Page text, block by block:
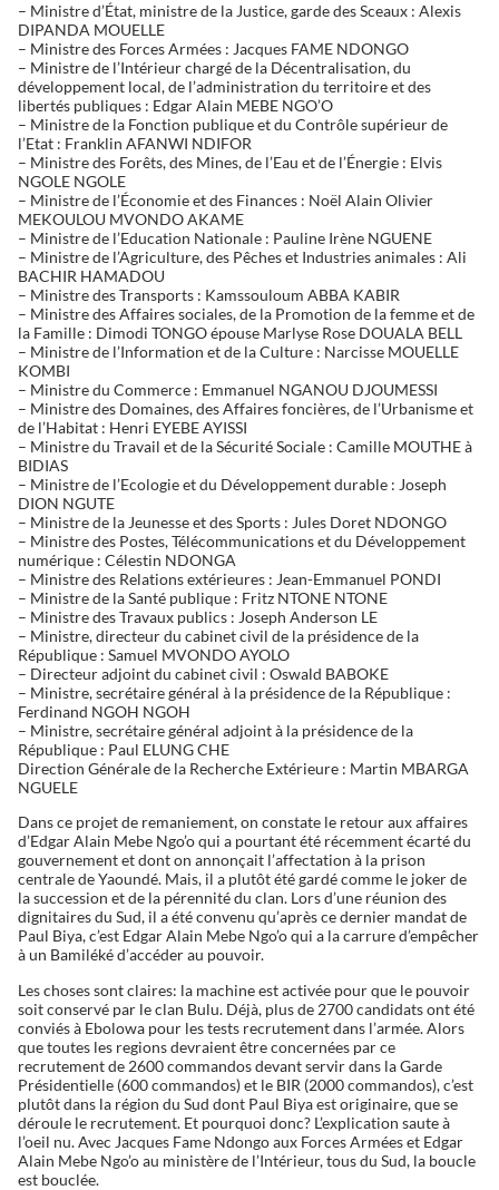
– Ministre d’État, ministre de la Justice, garde des Sceaux : Alexis
DIPANDA MOUELLE
– Ministre des Forces Armées : Jacques FAME NDONGO
– Ministre de l’Intérieur chargé de la Décentralisation, du
développement local, de l’administration du territoire et des
libertés publiques : Edgar Alain MEBE NGO’O
– Ministre de la Fonction publique et du Contrôle supérieur de
l’Etat : Franklin AFANWI NDIFOR
– Ministre des Forêts, des Mines, de l’Eau et de l’Énergie : Elvis
NGOLE NGOLE
– Ministre de l’Économie et des Finances : Noël Alain Olivier
MEKOULOU MVONDO AKAME
– Ministre de l’Education Nationale : Pauline Irène NGUENE
– Ministre de l’Agriculture, des Pêches et Industries animales : Ali
BACHIR HAMADOU
– Ministre des Transports : Kamssouloum ABBA KABIR
– Ministre des Affaires sociales, de la Promotion de la femme et de
la Famille : Dimodi TONGO épouse Marlyse Rose DOUALA BELL
– Ministre de l’Information et de la Culture : Narcisse MOUELLE
KOMBI
– Ministre du Commerce : Emmanuel NGANOU DJOUMESSI
– Ministre des Domaines, des Affaires foncières, de l’Urbanisme et
de l’Habitat : Henri EYEBE AYISSI
– Ministre du Travail et de la Sécurité Sociale : Camille MOUTHE à
BIDIAS
– Ministre de l’Ecologie et du Développement durable : Joseph
DION NGUTE
– Ministre de la Jeunesse et des Sports : Jules Doret NDONGO
– Ministre des Postes, Télécommunications et du Développement
numérique : Célestin NDONGA
– Ministre des Relations extérieures : Jean-Emmanuel PONDI
– Ministre de la Santé publique : Fritz NTONE NTONE
– Ministre des Travaux publics : Joseph Anderson LE
– Ministre, directeur du cabinet civil de la présidence de la
République : Samuel MVONDO AYOLO
– Directeur adjoint du cabinet civil : Oswald BABOKE
– Ministre, secrétaire général à la présidence de la République :
Ferdinand NGOH NGOH
– Ministre, secrétaire général adjoint à la présidence de la
République : Paul ELUNG CHE
Direction Générale de la Recherche Extérieure : Martin MBARGA
NGUELE
Dans ce projet de remaniement, on constate le retour aux affaires
d’Edgar Alain Mebe Ngo’o qui a pourtant été récemment écarté du
gouvernement et dont on annonçait l’affectation à la prison
centrale de Yaoundé. Mais, il a plutôt été gardé comme le joker de
la succession et de la pérennité du clan. Lors d’une réunion des
dignitaires du Sud, il a été convenu qu’après ce dernier mandat de
Paul Biya, c’est Edgar Alain Mebe Ngo’o qui a la carrure d’empêcher
à un Bamiléké d’accéder au pouvoir.
Les choses sont claires: la machine est activée pour que le pouvoir
soit conservé par le clan Bulu. Déjà, plus de 2700 candidats ont été
conviés à Ebolowa pour les tests recrutement dans l’armée. Alors
que toutes les regions devraient être concernées par ce
recrutement de 2600 commandos devant servir dans la Garde
Présidentielle (600 commandos) et le BIR (2000 commandos), c’est
plutôt dans la région du Sud dont Paul Biya est originaire, que se
déroule le recrutement. Et pourquoi donc? L’explication saute à
l’oeil nu. Avec Jacques Fame Ndongo aux Forces Armées et Edgar
Alain Mebe Ngo’o au ministère de l’Intérieur, tous du Sud, la boucle
est bouclée.